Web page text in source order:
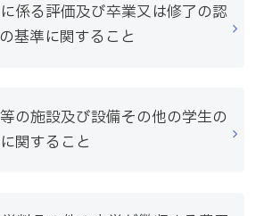
係る評価及び卒業又は修了の認
基準に関すること
の施設及び設備その他の学生の
関すること